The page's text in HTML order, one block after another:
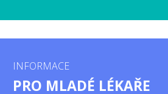
INFORMACE
PRO MLADÉ LÉKAŘE